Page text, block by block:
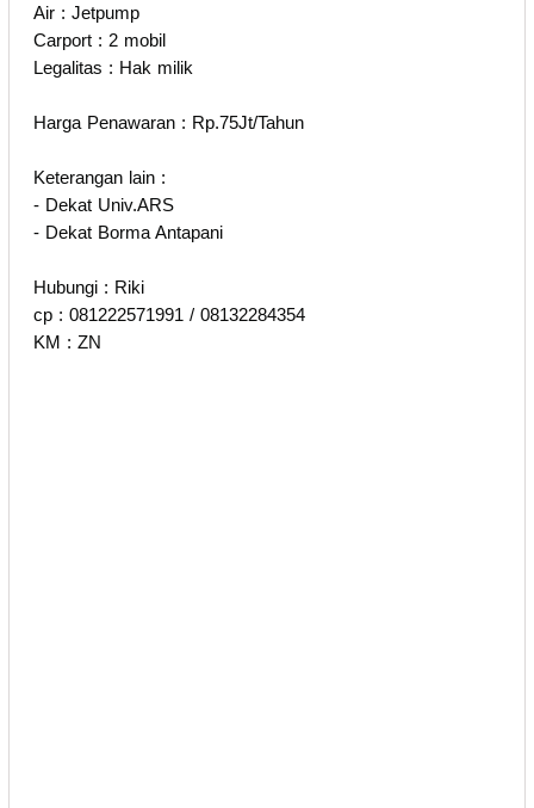
Air : Jetpump
Carport : 2 mobil
Legalitas : Hak milik
Harga Penawaran : Rp.75Jt/Tahun
Keterangan lain :
- Dekat Univ.ARS
- Dekat Borma Antapani
Hubungi : Riki
cp : 081222571991 / 08132284354
KM : ZN